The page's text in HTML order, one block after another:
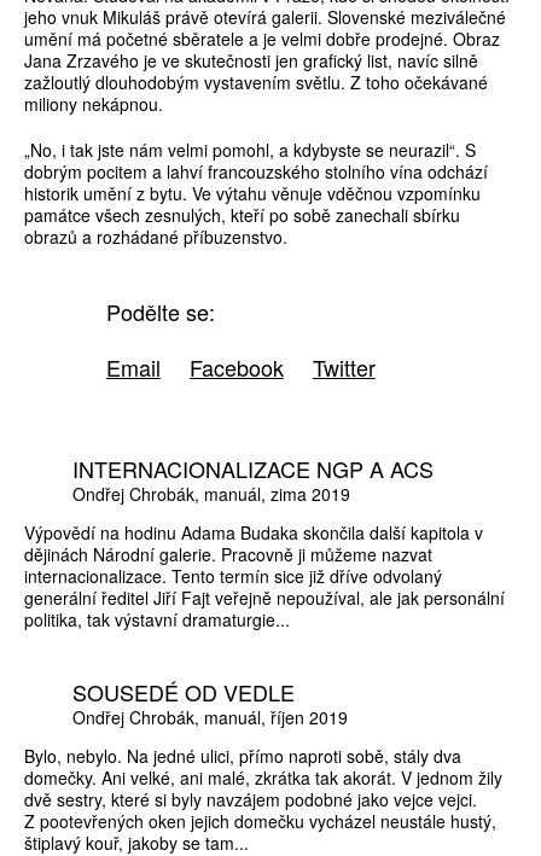
jeho vnuk Mikuláš právě otevírá galerii. Slovenské meziválečné
umění má početné sběratele a je velmi dobře prodejné. Obraz
Jana Zrzavého je ve skutečnosti jen grafický list, navíc silně
zažloutlý dlouhodobým vystavením světlu. Z toho očekávané
miliony nekápnou.
„No, i tak jste nám velmi pomohl, a kdybyste se neurazil“. S
dobrým pocitem a lahví francouzského stolního vína odchází
historik umění z bytu. Ve výtahu věnuje vděčnou vzpomínku
památce všech zesnulých, kteří po sobě zanechali sbírku
obrazů a rozhádané příbuzenstvo.
Podělte se:
Email
Facebook Twitter
INTERNACIONALIZACE NGP A ACS
Ondřej Chrobák manuál zima 2019
Výpovědí na hodinu Adama Budaka skončila další kapitola v
dějinách Národní galerie. Pracovně ji můžeme nazvat
internacionalizace. Tento termín sice již dříve odvolaný
generální ředitel Jiří Fajt veřejně nepoužíval, ale jak personální
politika, tak výstavní dramaturgie...
SOUSEDÉ OD VEDLE
Ondřej Chrobák manuál říjen 2019
Bylo, nebylo. Na jedné ulici, přímo naproti sobě, stály dva
domečky. Ani velké, ani malé, zkrátka tak akorát. V jednom žily
dvě sestry, které si byly navzájem podobné jako vejce vejci.
Z pootevřených oken jejich domečku vycházel neustále hustý,
štiplavý kouř, jakoby se tam...